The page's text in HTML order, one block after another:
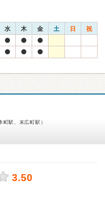
水 木 金 土 日 祝
駅、末広町駅）
3.50